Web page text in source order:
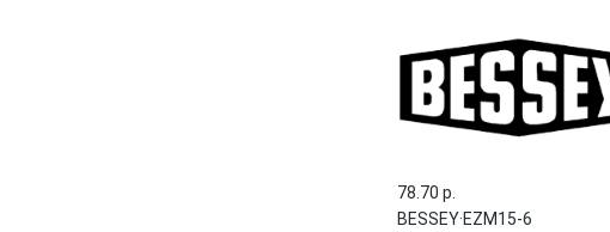
78.70 p.
BESSEY·EZM15-6